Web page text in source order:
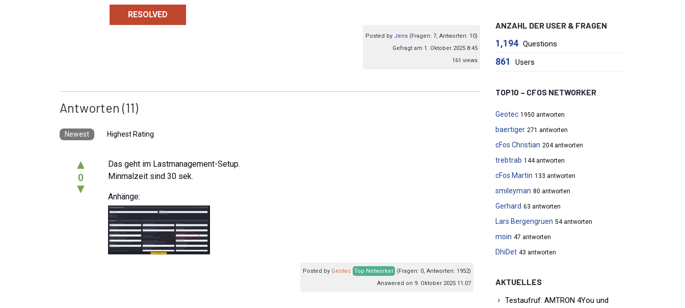
RESOLVED
Posted by Jens (Fragen: 7, Antworten: 10)
Gefragt am 1. Oktober 2025 8:45
161 views
Antworten (11)
Newest Highest Rating
▲
0
▼
Das geht im Lastmanagement-Setup.
Minmalzeit sind 30 sek.
Anhänge:
Posted by Geotec Top Networker (Fragen: 0, Antworten: 1952)
Answered on 9. Oktober 2025 11:07
ANZAHL DER USER & FRAGEN
1,194 Questions
861 Users
TOP10 – CFOS NETWORKER
Geotec 1950 antworten
baertiger 271 antworten
cFos Christian 204 antworten
trebtrab 144 antworten
cFos Martin 133 antworten
smileyman 80 antworten
Gerhard 63 antworten
Lars Bergengruen 54 antworten
moin 47 antworten
DhiDet 43 antworten
AKTUELLES
Testaufruf: AMTRON 4You und